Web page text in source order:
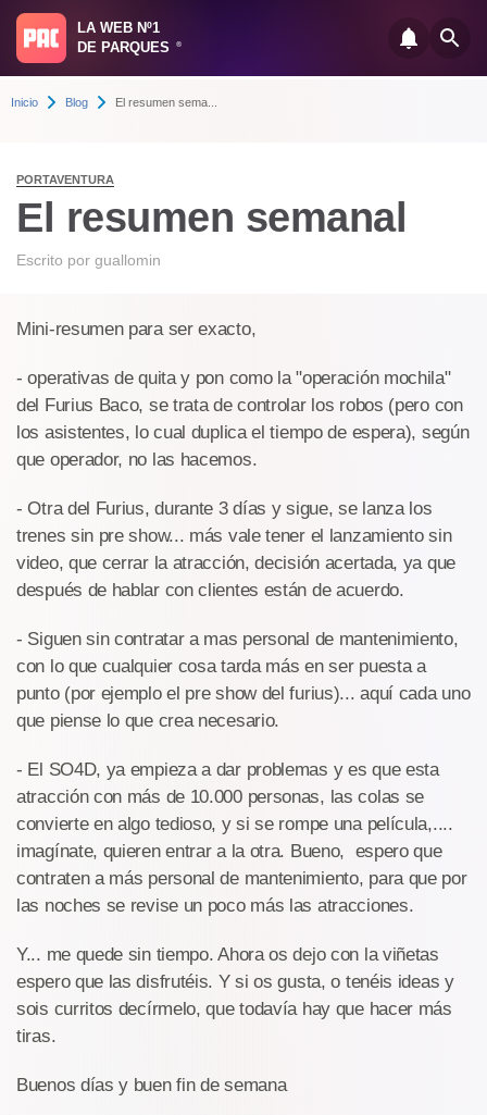
LA WEB Nº1
DE PARQUES
®
Inicio Blog El resumen sema...
PORTAVENTURA
El resumen semanal
Escrito por guallomin
Mini-resumen para ser exacto,
- operativas de quita y pon como la "operación mochila"
del Furius Baco, se trata de controlar los robos (pero con
los asistentes, lo cual duplica el tiempo de espera), según
que operador, no las hacemos.
- Otra del Furius, durante 3 días y sigue, se lanza los
trenes sin pre show... más vale tener el lanzamiento sin
video, que cerrar la atracción, decisión acertada, ya que
después de hablar con clientes están de acuerdo.
- Siguen sin contratar a mas personal de mantenimiento,
con lo que cualquier cosa tarda más en ser puesta a
punto (por ejemplo el pre show del furius)... aquí cada uno
que piense lo que crea necesario.
- El SO4D, ya empieza a dar problemas y es que esta
atracción con más de 10.000 personas, las colas se
convierte en algo tedioso, y si se rompe una película,....
imagínate, quieren entrar a la otra. Bueno, espero que
contraten a más personal de mantenimiento, para que por
las noches se revise un poco más las atracciones.
Y... me quede sin tiempo. Ahora os dejo con la viñetas
espero que las disfrutéis. Y si os gusta, o tenéis ideas y
sois curritos decírmelo, que todavía hay que hacer más
tiras.
Buenos días y buen fin de semana